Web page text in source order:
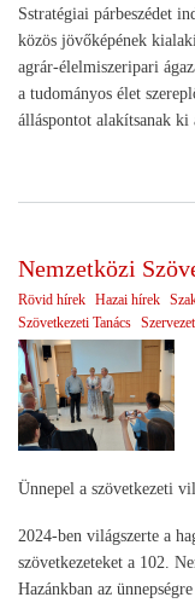
Sstratégiai párbeszédet
közös jövőképének
agrár-élelmiszeripari
a tudományos élet
álláspontot alakítsanak ki
Nemzetközi
Rövid hírek Hazai hírek
Szövetkezeti Tanács
Ünnepel a szövetkezeti
2024-ben világszerte a
szövetkezeteket a 102.
Hazánkban az